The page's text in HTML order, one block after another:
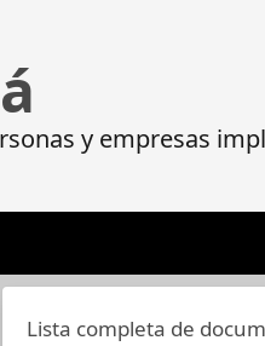
y empresas
Lista completa de